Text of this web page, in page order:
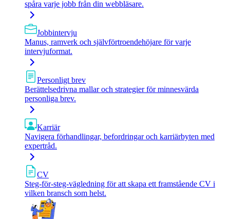
spåra varje jobb från din webbläsare.
Jobbintervju
Manus, ramverk och självförtroendehöjare för varje
intervjuformat.
Personligt brev
Berättelsedrivna mallar och strategier för minnesvärda
personliga brev.
Karriär
Navigera förhandlingar, befordringar och karriärbyten med
expertråd.
CV
Steg-för-steg-vägledning för att skapa ett framstående CV i
vilken bransch som helst.